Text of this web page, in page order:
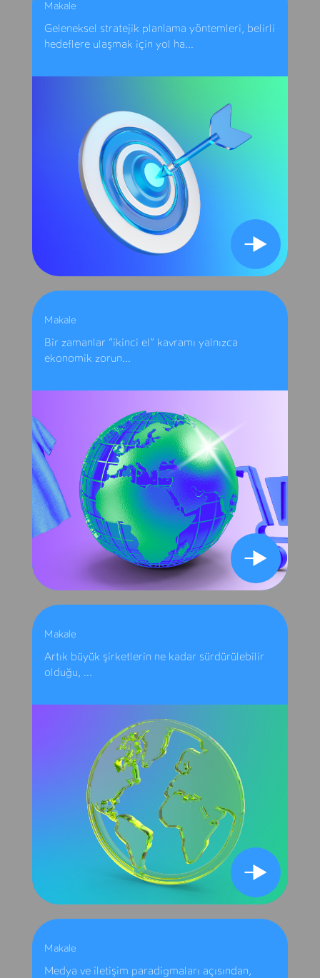
Makale
Geleneksel stratejik planlama yöntemleri, belirli
hedeflere ulaşmak için yol ha...
Makale
Bir zamanlar “ikinci el” kavramı yalnızca
ekonomik zorun...
Makale
Artık büyük şirketlerin ne kadar sürdürülebilir
olduğu, ...
Makale
Medya ve iletişim paradigmaları açısından,